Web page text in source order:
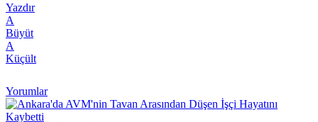
Yazdır
A
Büyüt
A
Küçült
Yorumlar